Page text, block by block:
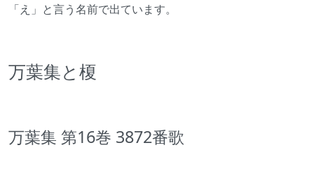
「え」と言う名前で出ています。
万葉集と榎
万葉集 第16巻 3872番歌